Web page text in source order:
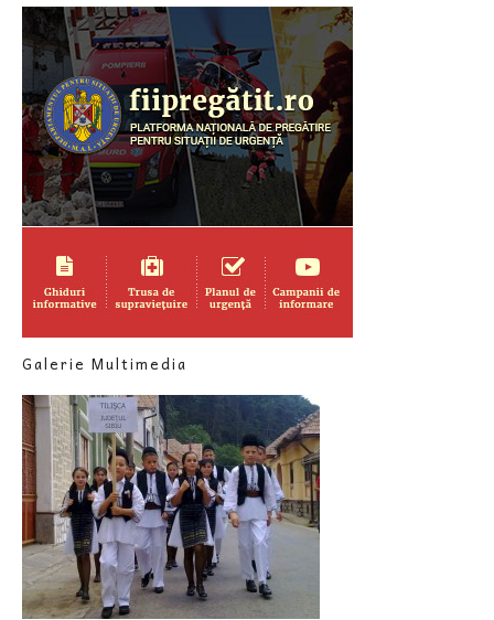
Galerie Multimedia